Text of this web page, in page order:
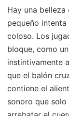
Hay una
pequeño
coloso. Los
bloque, como
instintivamente
que el balón
contiene el
sonoro que